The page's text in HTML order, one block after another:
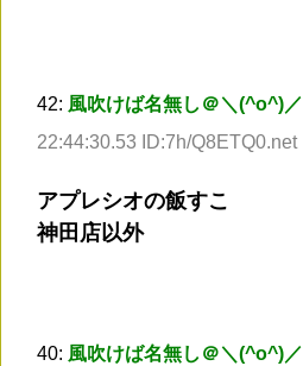
42: 風吹けば名無し＠＼(^o^)／
22:44:30.53 ID:7h/Q8ETQ0.net
アプレシオの飯すこ
神田店以外
40: 風吹けば名無し＠＼(^o^)／